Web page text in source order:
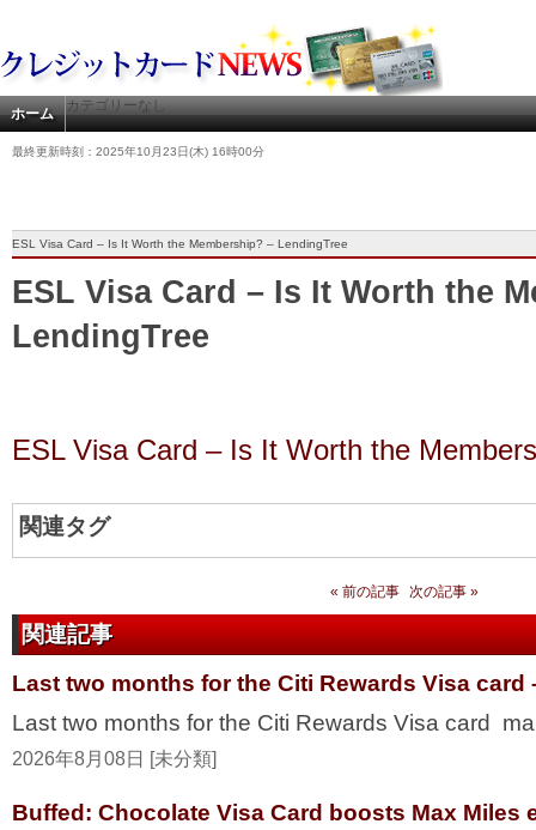
ホーム カテゴリーなし
最終更新時刻：2025年10月23日(木) 16時00分
ESL Visa Card – Is It Worth the Membership? – LendingTree
ESL Visa Card – Is It Worth the
LendingTree
ESL Visa Card – Is It Worth the
関連タグ
« 前の記事 次の記事 »
関連記事
Last two months for the Citi Rewards Visa card
Last two months for the Citi Rewards Visa card
2026年8月08日 [未分類]
Buffed: Chocolate Visa Card boosts Max Miles